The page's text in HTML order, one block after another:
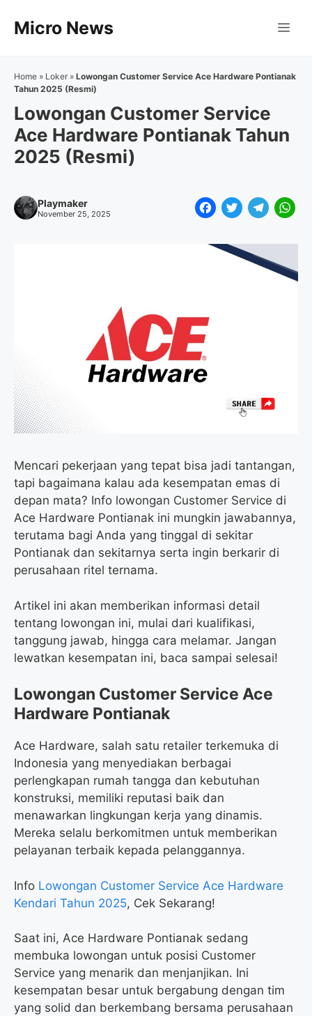
Micro News
Home » Loker » Lowongan Customer Service Ace Hardware Pontianak
Tahun 2025 (Resmi)
Lowongan Customer Service
Ace Hardware Pontianak Tahun
2025 (Resmi)
Playmaker
November 25, 2025
F
o
o
k
T
i
T
l
W
t
Mencari pekerjaan yang tepat bisa jadi tantangan,
tapi bagaimana kalau ada kesempatan emas di
depan mata? Info lowongan Customer Service di
Ace Hardware Pontianak ini mungkin jawabannya,
terutama bagi Anda yang tinggal di sekitar
Pontianak dan sekitarnya serta ingin berkarir di
perusahaan ritel ternama.
Artikel ini akan memberikan informasi detail
tentang lowongan ini, mulai dari kualifikasi,
tanggung jawab, hingga cara melamar. Jangan
lewatkan kesempatan ini, baca sampai selesai!
Lowongan Customer Service Ace
Hardware Pontianak
Ace Hardware, salah satu retailer terkemuka di
Indonesia yang menyediakan berbagai
perlengkapan rumah tangga dan kebutuhan
konstruksi, memiliki reputasi baik dan
menawarkan lingkungan kerja yang dinamis.
Mereka selalu berkomitmen untuk memberikan
pelayanan terbaik kepada pelanggannya.
Info Lowongan Customer Service Ace Hardware
Kendari Tahun 2025, Cek Sekarang!
Saat ini, Ace Hardware Pontianak sedang
membuka lowongan untuk posisi Customer
Service yang menarik dan menjanjikan. Ini
kesempatan besar untuk bergabung dengan tim
yang solid dan berkembang bersama perusahaan